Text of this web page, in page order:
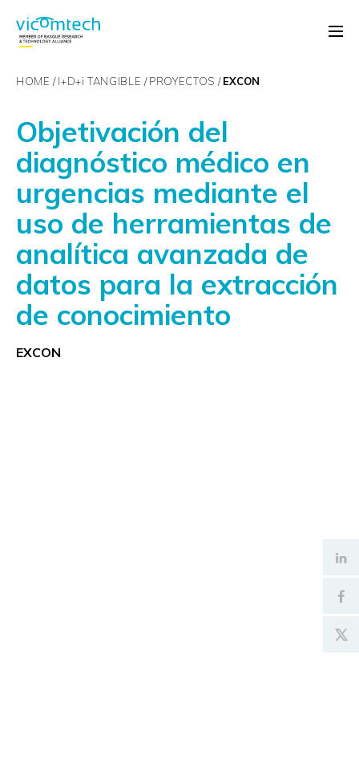
HOME I+D+i TANGIBLE PROYECTOS EXCON
Objetivación del
diagnóstico médico en
urgencias mediante el
uso de herramientas de
analítica avanzada de
datos para la extracción
de conocimiento
EXCON